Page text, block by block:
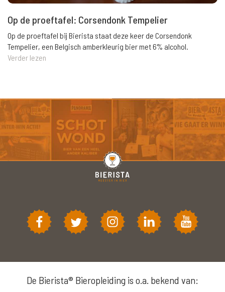
Op de proeftafel: Corsendonk Tempelier
Op de proeftafel bij Bierista staat deze keer de Corsendonk
Tempelier, een Belgisch amberkleurig bier met 6% alcohol.
Verder lezen
De Bierista® Bieropleiding is o.a. bekend van: